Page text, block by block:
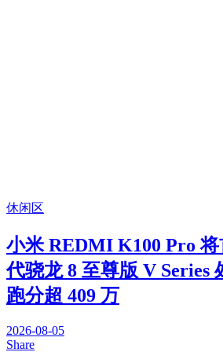
休闲区
小米 REDMI K100 Pro
代骁龙 8 至尊版 V Series
跑分超 409 万
2026-08-05
Share